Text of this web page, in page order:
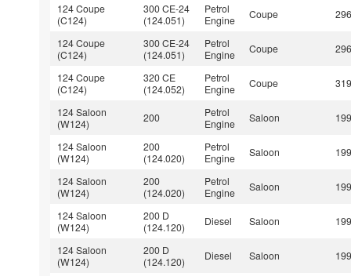
124 Coupe
(C124)
300 CE-24
(124.051)
Petrol
Engine
Coupe
124 Coupe
(C124)
300 CE-24
(124.051)
Petrol
Engine
Coupe
124 Coupe
(C124)
320 CE
(124.052)
Petrol
Engine
Coupe
124 Saloon
(W124)
200
Petrol
Engine
Saloon
124 Saloon
(W124)
200
(124.020)
Petrol
Engine
Saloon
124 Saloon
(W124)
200
(124.020)
Petrol
Engine
Saloon
124 Saloon
(W124)
200 D
(124.120)
Diesel Saloon
124 Saloon
(W124)
200 D
(124.120)
Diesel Saloon